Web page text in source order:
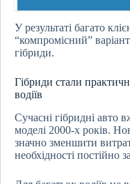
У результаті багато
“компромісний”
гібриди.
Гібриди стали
водіїв
Сучасні гібридні авто
моделі 2000-х років.
значно зменшити
необхідності постійно